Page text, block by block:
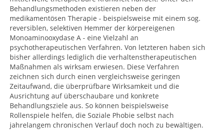
Behandlungsmethoden existieren neben der
medikamentösen Therapie - beispielsweise mit einem sog.
reversiblen, selektiven Hemmer der körpereigenen
Monoaminooxydase A - eine Vielzahl an
psychotherapeutischen Verfahren. Von letzteren haben sich
bisher allerdings lediglich die verhaltenstherapeutischen
Maßnahmen als wirksam erwiesen. Diese Verfahren
zeichnen sich durch einen vergleichsweise geringen
Zeitaufwand, die überprüfbare Wirksamkeit und die
Ausrichtung auf überschaubare und konkrete
Behandlungsziele aus. So können beispielsweise
Rollenspiele helfen, die Soziale Phobie selbst nach
jahrelangem chronischen Verlauf doch noch zu bewältigen.